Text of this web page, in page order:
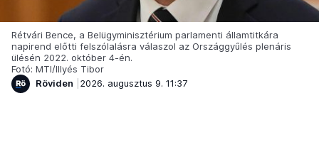
Rétvári Bence, a Belügyminisztérium parlamenti államtitkára
napirend előtti felszólalásra válaszol az Országgyűlés plenáris
ülésén 2022. október 4-én.
Fotó: MTI/Illyés Tibor
Röviden
2026. augusztus 9. 11:37